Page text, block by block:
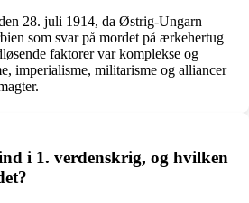
28. juli 1914, da Østrig-Ungarn
som svar på mordet på ærkehertug
faktorer var komplekse og
imperialisme, militarisme og alliancer
i 1. verdenskrig, og hvilken